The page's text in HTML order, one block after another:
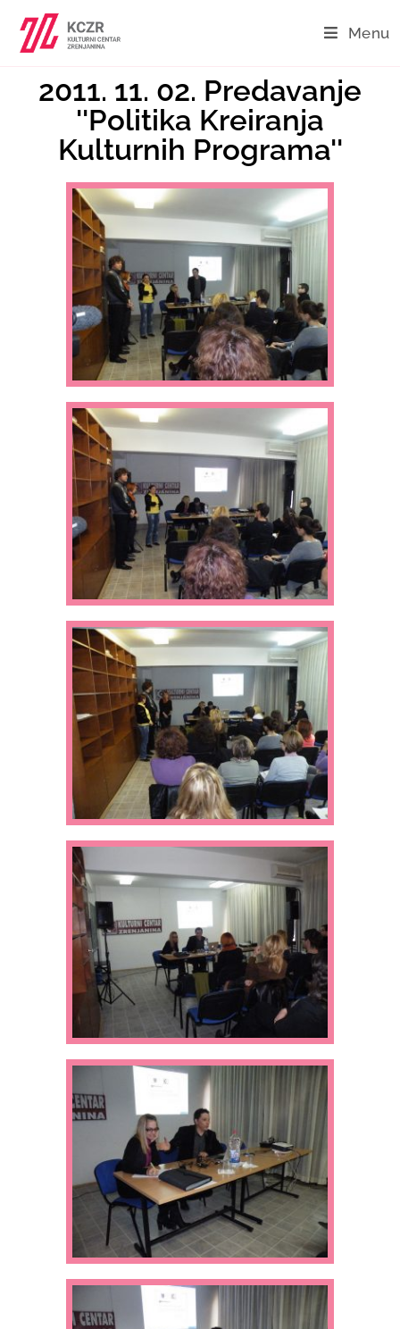
Menu
2011. 11. 02. Predavanje
''Politika Kreiranja
Kulturnih Programa''